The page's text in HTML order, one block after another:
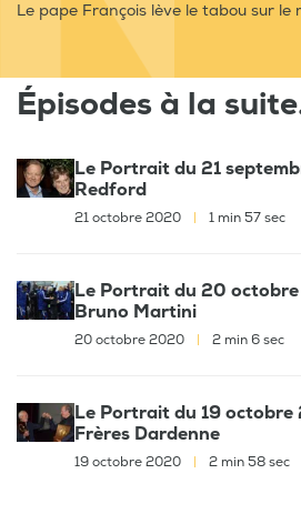
Le pape François lève le tabou sur le
Épisodes à la
Le Portrait du 21
Redford
21 octobre 2020 1 min 57 sec
Le Portrait du 20
Bruno Martini
20 octobre 2020 2 min 6 sec
Le Portrait du 19 octobre
Frères Dardenne
19 octobre 2020 2 min 58 sec